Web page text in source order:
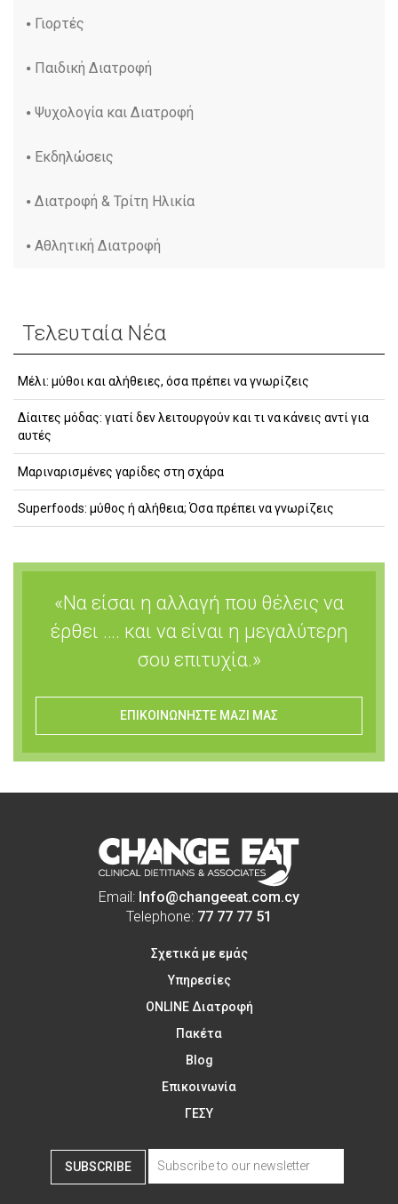
Γιορτές
Παιδική Διατροφή
Ψυχολογία και Διατροφή
Εκδηλώσεις
Διατροφή & Τρίτη Ηλικία
Αθλητική Διατροφή
Τελευταία Νέα
Μέλι: μύθοι και αλήθειες, όσα πρέπει να γνωρίζεις
Δίαιτες μόδας: γιατί δεν λειτουργούν και τι να κάνεις αντί για
αυτές
Μαριναρισμένες γαρίδες στη σχάρα
Superfoods: μύθος ή αλήθεια; Όσα πρέπει να γνωρίζεις
«Να είσαι η αλλαγή που θέλεις να
έρθει …. και να είναι η μεγαλύτερη
σου επιτυχία.»
ΕΠΙΚΟΙΝΩΝΗΣΤΕ ΜΑΖΙ ΜΑΣ
Email: Info@changeeat.com.cy
Telephone: 77 77 77 51
Σχετικά με εμάς
Υπηρεσίες
ONLINE Διατροφή
Πακέτα
Blog
Επικοινωνία
ΓΕΣΥ
SUBSCRIBE